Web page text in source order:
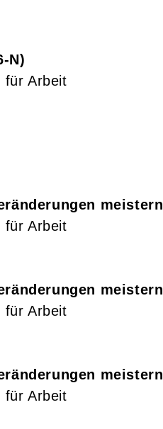
N
für Arbeit
meistern
für Arbeit
meistern
für Arbeit
meistern
für Arbeit